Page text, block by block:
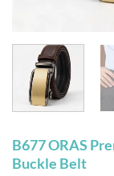
B677 ORAS
Buckle Belt